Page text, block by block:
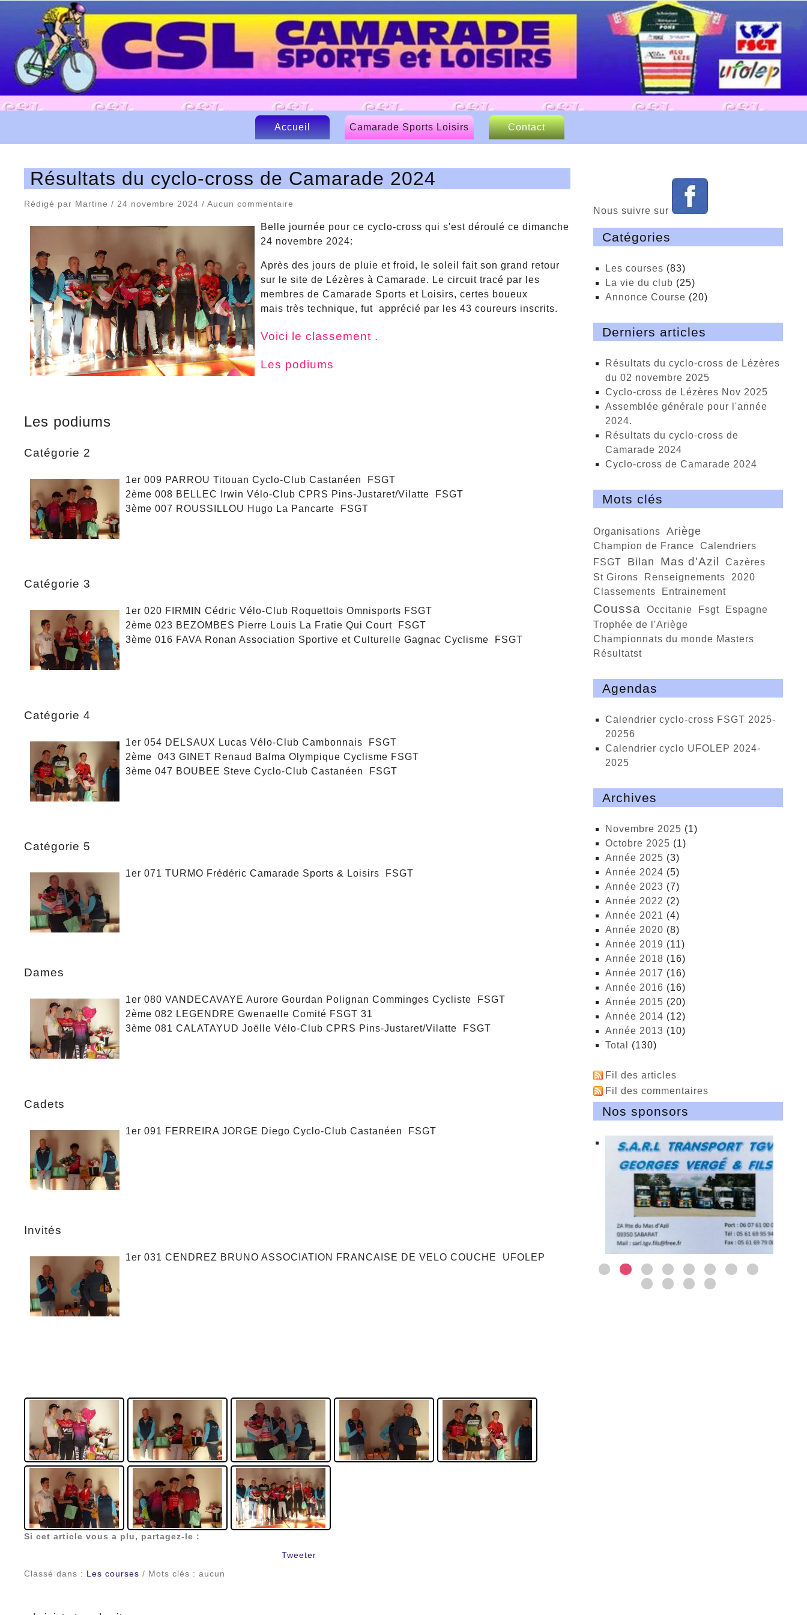
Camarade Sports et Loisirs
Accueil
Camarade Sports Loisirs
Le CSL
Nos sponsors
Contact
Résultats du cyclo-cross de Camarade 2024
Rédigé par Martine / 24 novembre 2024 / Aucun commentaire
Belle journée pour ce cyclo-cross qui s'est déroulé ce dimanche
24 novembre 2024:
Après des jours de pluie et froid, le soleil fait son grand retour
sur le site de Lézères à Camarade. Le circuit tracé par les
membres de Camarade Sports et Loisirs, certes boueux
mais très technique, fut apprécié par les 43 coureurs inscrits.
Voici le classement .
Les podiums
Les podiums
Catégorie 2
1er 009 PARROU Titouan Cyclo-Club Castanéen FSGT
2ème 008 BELLEC Irwin Vélo-Club CPRS Pins-Justaret/Vilatte FSGT
3ème 007 ROUSSILLOU Hugo La Pancarte FSGT
Catégorie 3
1er 020 FIRMIN Cédric Vélo-Club Roquettois Omnisports FSGT
2ème 023 BEZOMBES Pierre Louis La Fratie Qui Court FSGT
3ème 016 FAVA Ronan Association Sportive et Culturelle Gagnac Cyclisme FSGT
Catégorie 4
1er 054 DELSAUX Lucas Vélo-Club Cambonnais FSGT
2ème 043 GINET Renaud Balma Olympique Cyclisme FSGT
3ème 047 BOUBEE Steve Cyclo-Club Castanéen FSGT
Catégorie 5
1er 071 TURMO Frédéric Camarade Sports & Loisirs FSGT
Dames
1er 080 VANDECAVAYE Aurore Gourdan Polignan Comminges Cycliste FSGT
2ème 082 LEGENDRE Gwenaelle Comité FSGT 31
3ème 081 CALATAYUD Joëlle Vélo-Club CPRS Pins-Justaret/Vilatte FSGT
Cadets
1er 091 FERREIRA JORGE Diego Cyclo-Club Castanéen FSGT
Invités
1er 031 CENDREZ BRUNO ASSOCIATION FRANCAISE DE VELO COUCHE UFOLEP
Si cet article vous a plu, partagez-le :
Tweeter
Classé dans : Les courses / Mots clés : aucun
Nous suivre sur
Catégories
Les courses (83)
La vie du club (25)
Annonce Course (20)
Derniers articles
Résultats du cyclo-cross de Lézères
du 02 novembre 2025
cyclo-cross de Lézères Nov 2025
Assemblée générale pour l'année
2024.
Résultats du cyclo-cross de
Camarade 2024
Cyclo-cross de Camarade 2024
Mots clés
organisations Ariège
Champion de France
calendriers
FSGT
bilan Mas d'Azil
Cazères
St Girons
renseignements
2020
classements
entrainement
Coussa Occitanie fsgt
Espagne
trophée de l'Ariège
championnats du monde Masters
résultatst
Agendas
calendrier cyclo-cross FSGT 2025-
20256
calendrier cyclo UFOLEP 2024-
2025
Archives
novembre 2025 (1)
octobre 2025 (1)
année 2025 (3)
année 2024 (5)
année 2023 (7)
année 2022 (2)
année 2021 (4)
année 2020 (8)
année 2019 (11)
année 2018 (16)
année 2017 (16)
année 2016 (16)
année 2015 (20)
année 2014 (12)
année 2013 (10)
total (130)
Fil des articles
Fil des commentaires
Nos sponsors